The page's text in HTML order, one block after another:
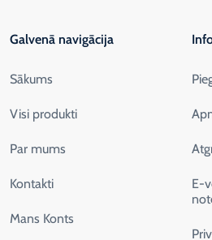
Galvenā navigācija
Sākums
Visi produkti
Par mums
Kontakti
Mans Konts
E-